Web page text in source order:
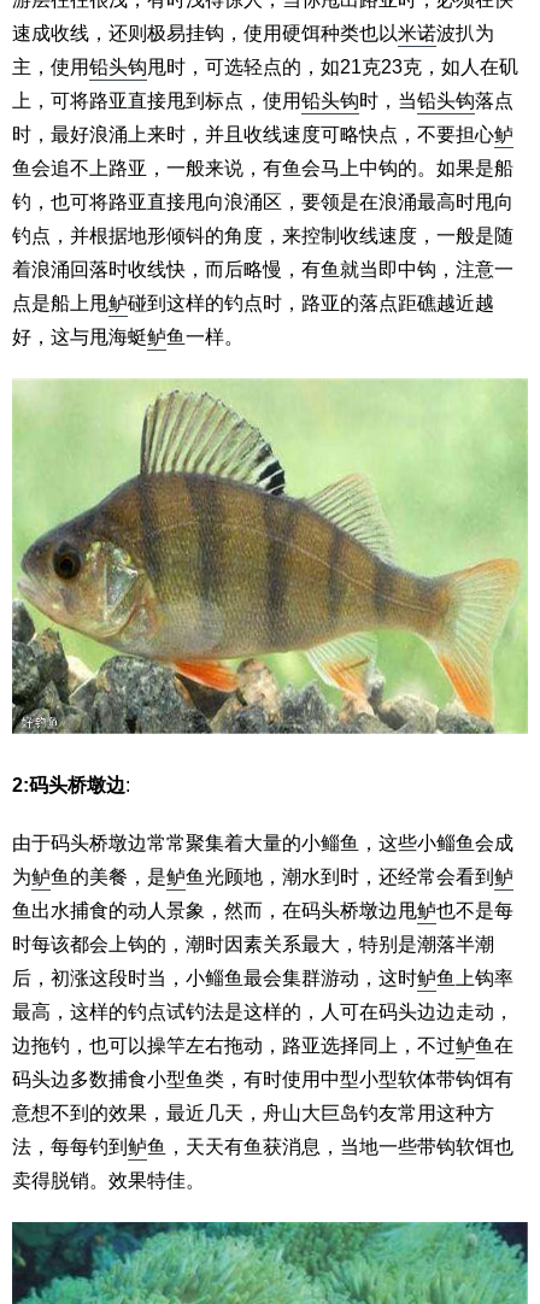
速成收线，还则极易挂钩，使用硬饵种类也以米诺波扒为
主，使用铅头钩甩时，可选轻点的，如21克23克，如人在矶
上，可将路亚直接甩到标点，使用铅头钩时，当铅头钩落点
时，最好浪涌上来时，并且收线速度可略快点，不要担心鲈
鱼会追不上路亚，一般来说，有鱼会马上中钩的。如果是船
钓，也可将路亚直接甩向浪涌区，要领是在浪涌最高时甩向
钓点，并根据地形倾钭的角度，来控制收线速度，一般是随
着浪涌回落时收线快，而后略慢，有鱼就当即中钩，注意一
点是船上甩鲈碰到这样的钓点时，路亚的落点距礁越近越
好，这与甩海蜓鲈鱼一样。
2:码头桥墩边:
由于码头桥墩边常常聚集着大量的小鲻鱼，这些小鲻鱼会成
为鲈鱼的美餐，是鲈鱼光顾地，潮水到时，还经常会看到 鲈
鱼出水捕食的动人景象，然而，在码头桥墩边甩鲈也不是每
时每该都会上钩的，潮时因素关系最大，特别是潮落半潮
后，初涨这段时当，小鲻鱼最会集群游动，这时鲈鱼上钩率
最高，这样的钓点试钓法是这样的，人可在码头边边走动，
边拖钓，也可以操竿左右拖动，路亚选择同上，不过鲈鱼在
码头边多数捕食小型鱼类，有时使用中型小型软体带钩饵有
意想不到的效果，最近几天，舟山大巨岛钓友常用这种方
法，每每钓到 鲈鱼，天天有鱼获消息，当地一些带钩软饵也
卖得脱销。效果特佳。